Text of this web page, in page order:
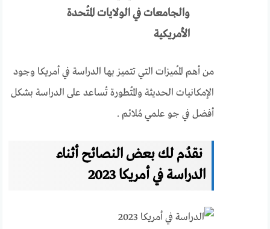
والجامعات في الولايات المُتحدة
الأمريكية
من أهم المُميزات التي تتميز بها الدراسة في أمريكا وجود
الإمكانيات الحديثة والمُتطورة تُساعد على الدراسة بشكل
أفضل في جو علمي مُلائم .
نقدُم لك بعض النصائح أثناء
الدراسة في أمريكا 2023